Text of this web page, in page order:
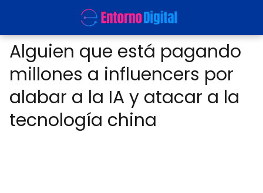
Alguien que está pagando
millones a influencers por
alabar a la IA y atacar a la
tecnología china